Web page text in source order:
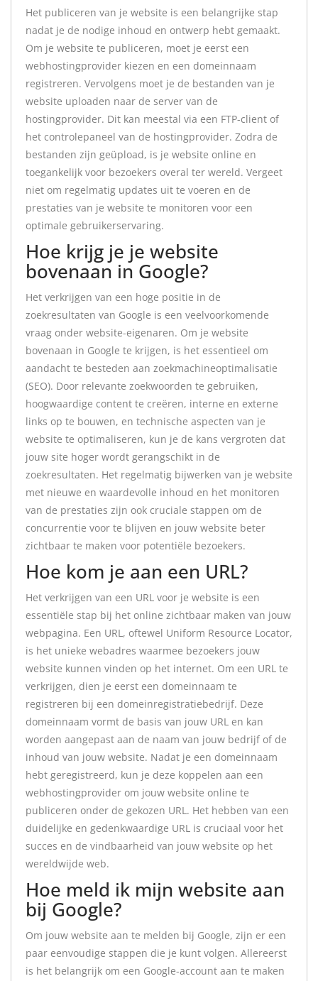
Het publiceren van je website is een belangrijke stap
nadat je de nodige inhoud en ontwerp hebt gemaakt.
Om je website te publiceren, moet je eerst een
webhostingprovider kiezen en een domeinnaam
registreren. Vervolgens moet je de bestanden van je
website uploaden naar de server van de
hostingprovider. Dit kan meestal via een FTP-client of
het controlepaneel van de hostingprovider. Zodra de
bestanden zijn geüpload, is je website online en
toegankelijk voor bezoekers overal ter wereld. Vergeet
niet om regelmatig updates uit te voeren en de
prestaties van je website te monitoren voor een
optimale gebruikerservaring.
Hoe krijg je je website
bovenaan in Google?
Het verkrijgen van een hoge positie in de
zoekresultaten van Google is een veelvoorkomende
vraag onder website-eigenaren. Om je website
bovenaan in Google te krijgen, is het essentieel om
aandacht te besteden aan zoekmachineoptimalisatie
(SEO). Door relevante zoekwoorden te gebruiken,
hoogwaardige content te creëren, interne en externe
links op te bouwen, en technische aspecten van je
website te optimaliseren, kun je de kans vergroten dat
jouw site hoger wordt gerangschikt in de
zoekresultaten. Het regelmatig bijwerken van je website
met nieuwe en waardevolle inhoud en het monitoren
van de prestaties zijn ook cruciale stappen om de
concurrentie voor te blijven en jouw website beter
zichtbaar te maken voor potentiële bezoekers.
Hoe kom je aan een URL?
Het verkrijgen van een URL voor je website is een
essentiële stap bij het online zichtbaar maken van jouw
webpagina. Een URL, oftewel Uniform Resource Locator,
is het unieke webadres waarmee bezoekers jouw
website kunnen vinden op het internet. Om een URL te
verkrijgen, dien je eerst een domeinnaam te
registreren bij een domeinregistratiebedrijf. Deze
domeinnaam vormt de basis van jouw URL en kan
worden aangepast aan de naam van jouw bedrijf of de
inhoud van jouw website. Nadat je een domeinnaam
hebt geregistreerd, kun je deze koppelen aan een
webhostingprovider om jouw website online te
publiceren onder de gekozen URL. Het hebben van een
duidelijke en gedenkwaardige URL is cruciaal voor het
succes en de vindbaarheid van jouw website op het
wereldwijde web.
Hoe meld ik mijn website aan
bij Google?
Om jouw website aan te melden bij Google, zijn er een
paar eenvoudige stappen die je kunt volgen. Allereerst
is het belangrijk om een Google-account aan te maken